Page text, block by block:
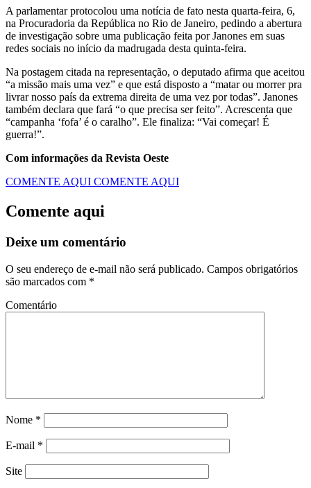
A parlamentar protocolou uma notícia de fato nesta quarta-feira, 6,
na Procuradoria da República no Rio de Janeiro, pedindo a abertura
de investigação sobre uma publicação feita por Janones em suas
redes sociais no início da madrugada desta quinta-feira.
Na postagem citada na representação, o deputado afirma que aceitou
“a missão mais uma vez” e que está disposto a “matar ou morrer pra
livrar nosso país da extrema direita de uma vez por todas”. Janones
também declara que fará “o que precisa ser feito”. Acrescenta que
“campanha ‘fofa’ é o caralho”. Ele finaliza: “Vai começar! É
guerra!”.
Com informações da Revista Oeste
COMENTE AQUI COMENTE AQUI
Comente aqui
Deixe um comentário
O seu endereço de e-mail não será publicado. Campos obrigatórios
são marcados com *
Comentário
Nome *
E-mail *
Site